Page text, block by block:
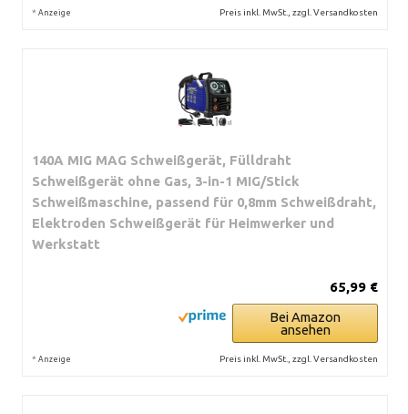
* Anzeige Preis inkl. MwSt., zzgl. Versandkosten
140A MIG MAG Schweißgerät, Fülldraht
Schweißgerät ohne Gas, 3-in-1 MIG/Stick
Schweißmaschine, passend für 0,8mm Schweißdraht,
Elektroden Schweißgerät für Heimwerker und
Werkstatt
65,99 €
Bei Amazon
ansehen
* Anzeige Preis inkl. MwSt., zzgl. Versandkosten